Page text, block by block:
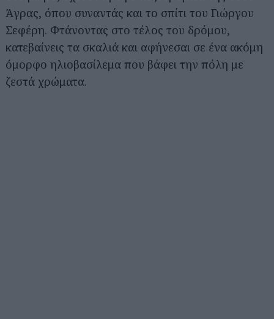
Άγρας, όπου συναντάς και το σπίτι του Γιώργου
Σεφέρη. Φτάνοντας στο τέλος του δρόμου,
κατεβαίνεις τα σκαλιά και αφήνεσαι σε ένα ακόμη
όμορφο ηλιοβασίλεμα που βάφει την πόλη με
ζεστά χρώματα.